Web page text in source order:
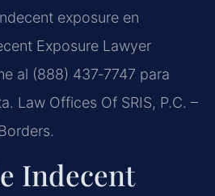
exposure en
Exposure Lawyer
al (888) 437‑7747 para
Law Offices Of SRIS, P.C. –
Indecent